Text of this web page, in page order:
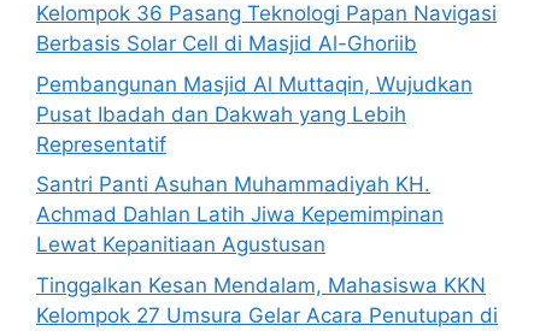
Kelompok 36 Pasang Teknologi Papan Navigasi
Berbasis Solar Cell di Masjid Al-Ghoriib
Pembangunan Masjid Al Muttaqin, Wujudkan
Pusat Ibadah dan Dakwah yang Lebih
Representatif
Santri Panti Asuhan Muhammadiyah KH.
Achmad Dahlan Latih Jiwa Kepemimpinan
Lewat Kepanitiaan Agustusan
Tinggalkan Kesan Mendalam, Mahasiswa KKN
Kelompok 27 Umsura Gelar Acara Penutupan di